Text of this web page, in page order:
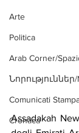
Arte
Politica
Arab Corner/
Նորություններ/
Comunicati
Cronaca
Assadakah